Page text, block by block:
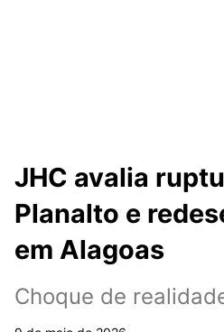
JHC avalia
Planalto e
em Alagoas
Choque de